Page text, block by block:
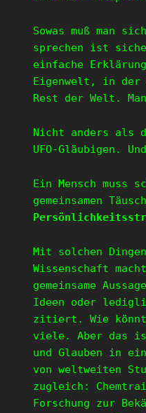
Sowas muß man
sprechen ist
einfache
Eigenwelt, in der
Rest der Welt.
Nicht anders als
UFO-Gläubigen.
Ein Mensch muss
gemeinsamen
Mit solchen
Wissenschaft
gemeinsame
Ideen oder
zitiert. Wie
viele. Aber das
und Glauben in
von weltweiten
zugleich:
Forschung zur